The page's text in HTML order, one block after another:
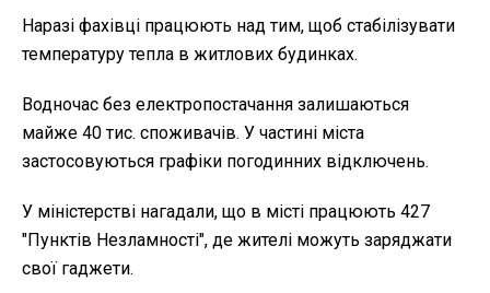
Наразі фахівці працюють над тим, щоб стабілізувати
температуру тепла в житлових будинках.
Водночас без електропостачання залишаються
майже 40 тис. споживачів. У частині міста
застосовуються графіки погодинних відключень.
У міністерстві нагадали, що в місті працюють 427
"Пунктів Незламності", де жителі можуть заряджати
свої гаджети.